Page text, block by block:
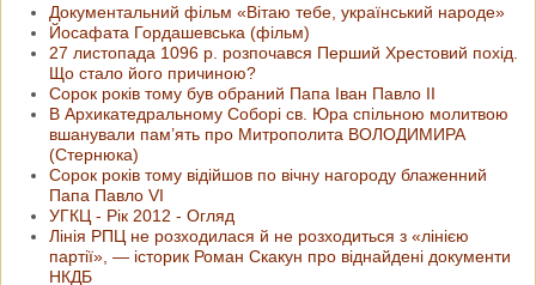
Документальний фільм «Вітаю тебе, український народе»
Йосафата Гордашевська (фільм)
27 листопада 1096 р. розпочався Перший Хрестовий похід.
Що стало його причиною?
Сорок років тому був обраний Папа Іван Павло ІІ
В Архикатедральному Соборі св. Юра спільною молитвою
вшанували пам’ять про Митрополита ВОЛОДИМИРА
(Стернюка)
Сорок років тому відійшов по вічну нагороду блаженний
Папа Павло VI
УГКЦ - Рік 2012 - Огляд
Лінія РПЦ не розходилася й не розходиться з «лінією
партії», — історик Роман Скакун про віднайдені документи
НКДБ